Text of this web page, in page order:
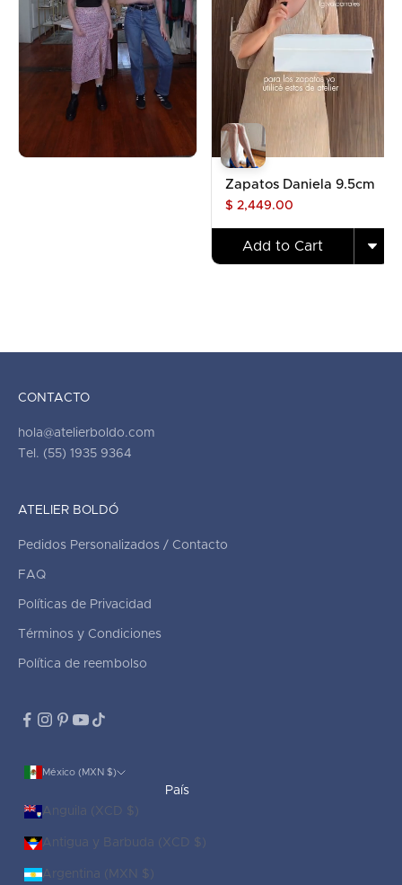
Zapatos Daniela 9.5cm
$ 2,449.00
Add to Cart
CONTACTO
hola@atelierboldo.com
Tel. (55) 1935 9364
ATELIER BOLDÓ
Pedidos Personalizados / Contacto
FAQ
Políticas de Privacidad
Términos y Condiciones
Política de reembolso
México (MXN $)
País
Anguila (XCD $)
Antigua y Barbuda (XCD $)
Argentina (MXN $)